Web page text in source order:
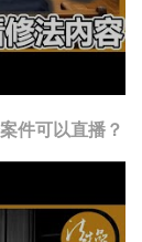
件可以直播？